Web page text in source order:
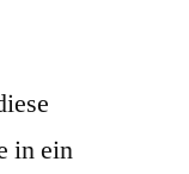
in ein